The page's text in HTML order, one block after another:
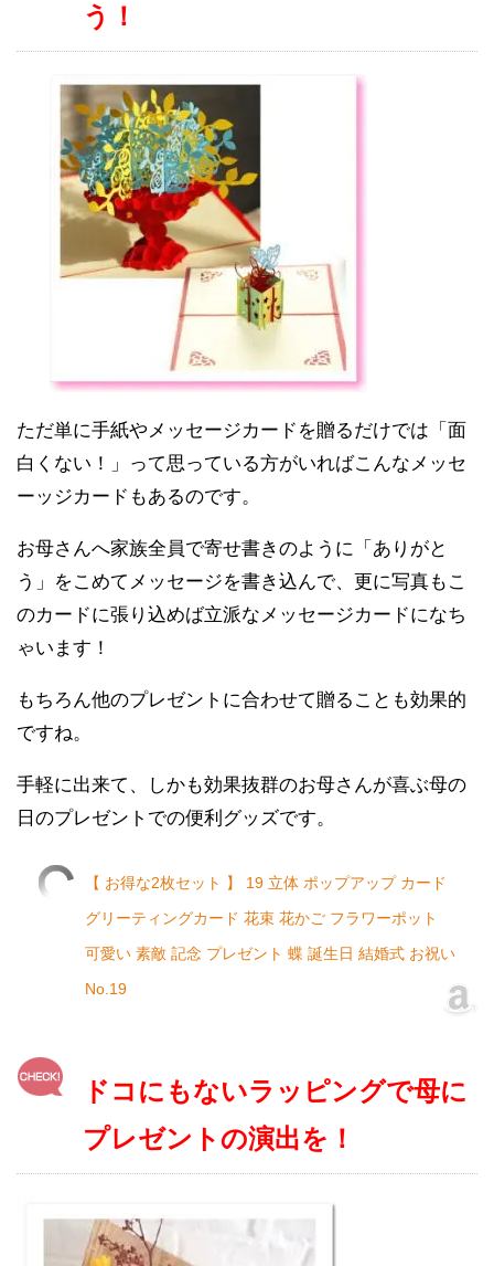
う！
ただ単に手紙やメッセージカードを贈るだけでは「面
白くない！」って思っている方がいればこんなメッセ
ーッジカードもあるのです。
お母さんへ家族全員で寄せ書きのように「ありがと
う」をこめてメッセージを書き込んで、更に写真もこ
のカードに張り込めば立派なメッセージカードになち
ゃいます！
もちろん他のプレゼントに合わせて贈ることも効果的
ですね。
手軽に出来て、しかも効果抜群のお母さんが喜ぶ母の
日のプレゼントでの便利グッズです。
【 お得な2枚セット 】 19 立体 ポップアップ カード
グリーティングカード 花束 花かご フラワーポット
可愛い 素敵 記念 プレゼント 蝶 誕生日 結婚式 お祝い
No.19
ドコにもないラッピングで母に
プレゼントの演出を！